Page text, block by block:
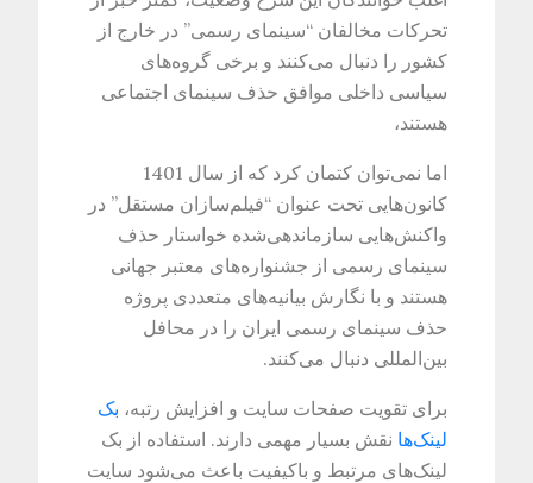
تحرکات مخالفان‌ “سینمای رسمی” در خارج از
کشور را دنبال می‌کنند و برخی گروه‌های
سیاسی داخلی موافق حذف سینمای اجتماعی
هستند،
اما نمی‌توان کتمان کرد که از سال 1401
کانون‌هایی تحت عنوان “فیلم‌سازان مستقل” در
واکنش‌هایی سازماندهی‌شده خواستار حذف
سینمای رسمی از جشنواره‌های معتبر جهانی
هستند و با نگارش بیانیه‌های متعددی پروژه
حذف سینمای رسمی ایران را در محافل
بین‌المللی دنبال می‌کنند.
برای تقویت صفحات سایت و افزایش رتبه، بک
لینک‌ها نقش بسیار مهمی دارند. استفاده از بک
لینک‌های مرتبط و باکیفیت باعث می‌شود سایت